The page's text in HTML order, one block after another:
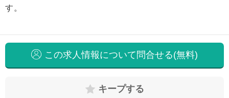
す。
この求人情報について問合せる(無料)
キープする